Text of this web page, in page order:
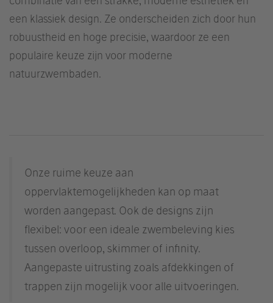
een klassiek design. Ze onderscheiden zich door hun
robuustheid en hoge precisie, waardoor ze een
populaire keuze zijn voor moderne
natuurzwembaden.
Onze ruime keuze aan
oppervlaktemogelijkheden kan op maat
worden aangepast. Ook de designs zijn
flexibel: voor een ideale zwembeleving kies
tussen overloop, skimmer of infinity.
Aangepaste uitrusting zoals afdekkingen of
trappen zijn mogelijk voor alle uitvoeringen.